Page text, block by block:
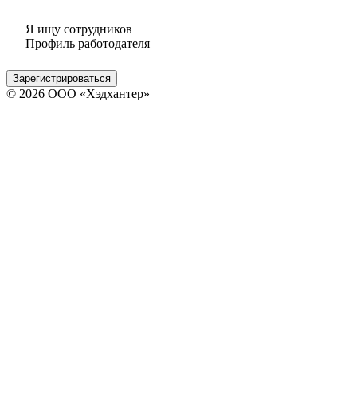
Я ищу сотрудников
Профиль работодателя
Зарегистрироваться
© 2026 ООО «Хэдхантер»